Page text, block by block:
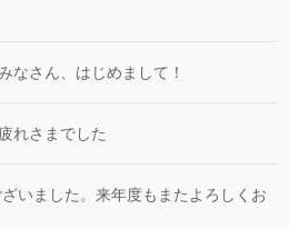
なさん、はじめまして！
れさまでした
いました。来年度もまたよろしくお